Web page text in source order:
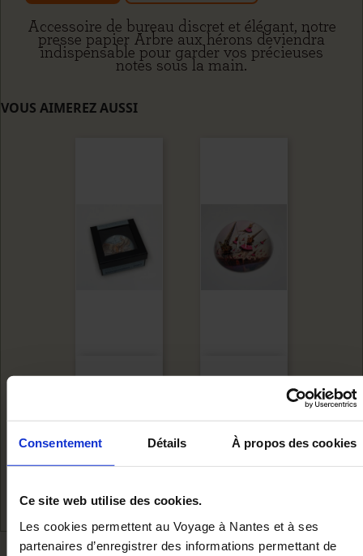
Consentement Détails À propos des cookies
Ce site web utilise des cookies.
Les cookies permettent au Voyage à Nantes et à ses
partenaires d’enregistrer des informations permettant de
Accessoire de bureau discret et élégant, notre
presse papier Arbre aux hérons deviendra
indispensable pour garder vos précieuses
notes sous la main.
VOUS AIMEREZ AUSSI
ÉLÉPHANT
16,00 €
Ajouter au panier
GRUES EN TUTU
16,00 €
Ajouter au